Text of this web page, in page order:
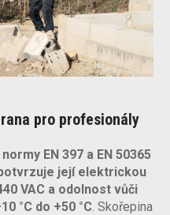
pro profesionály
EN 397 a EN 50365
její elektrickou
VAC a odolnost vůči
°C do +50 °C. Skořepina